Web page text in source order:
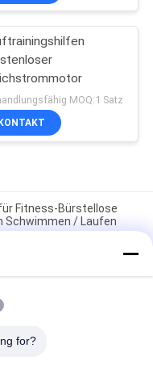
MOQ:1 Satz
KONTAKT
Fitness-Bürstellose
Schwimmen / Laufen
kompatibel mit
Rudemaschine
23 Bldc der Phasen-
for?